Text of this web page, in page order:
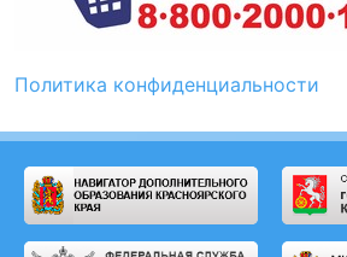
Политика конфиденциальности